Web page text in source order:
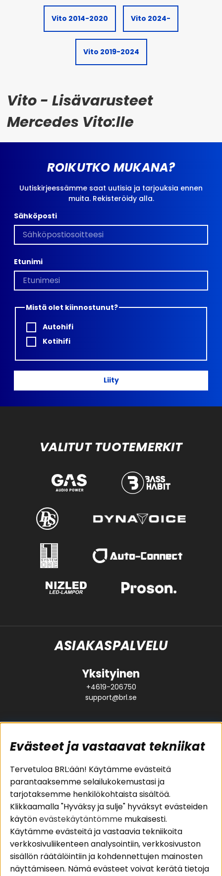
Vito 2014-2020 Vito 2024-
Vito 2019-2024
Vito - Lisävarusteet
Mercedes Vito:lle
ROIKUTKO MUKANA?
Uutiskirjeessämme saat uutisia ja tarjouksia ennen
muita. Rekisteröidy alla.
Sähköposti
Etunimi
Mistä olet kiinnostunut?
Autohifi
Kotihifi
Liity
VALITUT TUOTEMERKIT
ASIAKASPALVELU
Yksityinen
+4619-206750
support@brl.se
Suositut sivut
Pakettiratkaisut
Autostereot
Kaiuttimet
Päätevahvistimet
Lisätarvikkeet
Kaapelit
Asiakaspalvelu
Evästeet
Huolto- ja
takuutiedot
Ostoehdot
Palautus
Tietosuojapolitiikka
Evästeet ja vastaavat tekniikat
Tervetuloa BRL:ään! Käytämme evästeitä
parantaaksemme selailukokemustasi ja
tarjotaksemme henkilökohtaista sisältöä.
Klikkaamalla "Hyväksy ja sulje" hyväksyt evästeiden
käytönevästekäytäntömme mukaisesti.
Käytämme evästeitä ja vastaavia tekniikoita
verkkosivuliikenteen analysointiin, verkkosivuston
sisällön räätälöintiin ja kohdennettujen mainosten
näyttämiseen. Nämä evästeet voivat kerätä tietoja